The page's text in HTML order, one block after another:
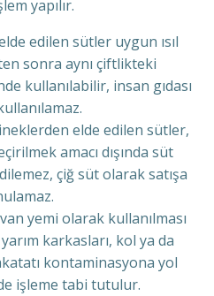
yapılır.
edilen sütler uygun ısıl
sonra aynı çiftlikteki
kullanılabilir, insan gıdası
elde edilen sütler,
amacı dışında süt
çiğ süt olarak satışa
yemi olarak kullanılması
karkasları, kol ya da
kontaminasyona yol
işleme tabi tutulur.